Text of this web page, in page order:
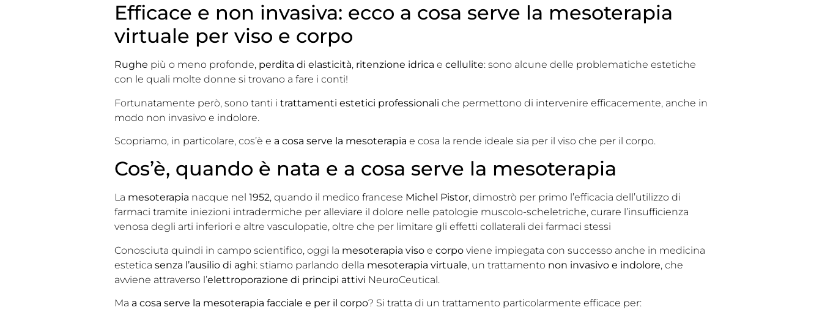
Efficace e non invasiva: ecco a cosa serve la mesoterapia
virtuale per viso e corpo
Rughe più o meno profonde, perdita di elasticità, ritenzione idrica e cellulite: sono alcune delle problematiche estetiche
con le quali molte donne si trovano a fare i conti!
Fortunatamente però, sono tanti i trattamenti estetici professionali che permettono di intervenire efficacemente, anche in
modo non invasivo e indolore.
Scopriamo, in particolare, cos’è e a cosa serve la mesoterapia e cosa la rende ideale sia per il viso che per il corpo.
Cos’è, quando è nata e a cosa serve la mesoterapia
La mesoterapia nacque nel 1952, quando il medico francese Michel Pistor, dimostrò per primo l’efficacia dell’utilizzo di
farmaci tramite iniezioni intradermiche per alleviare il dolore nelle patologie muscolo-scheletriche, curare l’insufficienza
venosa degli arti inferiori e altre vasculopatie, oltre che per limitare gli effetti collaterali dei farmaci stessi
Conosciuta quindi in campo scientifico, oggi la mesoterapia viso e corpo viene impiegata con successo anche in medicina
estetica senza l’ausilio di aghi: stiamo parlando della mesoterapia virtuale, un trattamento non invasivo e indolore, che
avviene attraverso l’elettroporazione di principi attivi NeuroCeutical.
Ma a cosa serve la mesoterapia facciale e per il corpo? Si tratta di un trattamento particolarmente efficace per: